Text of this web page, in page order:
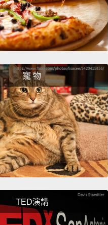
寵 物
TED演講